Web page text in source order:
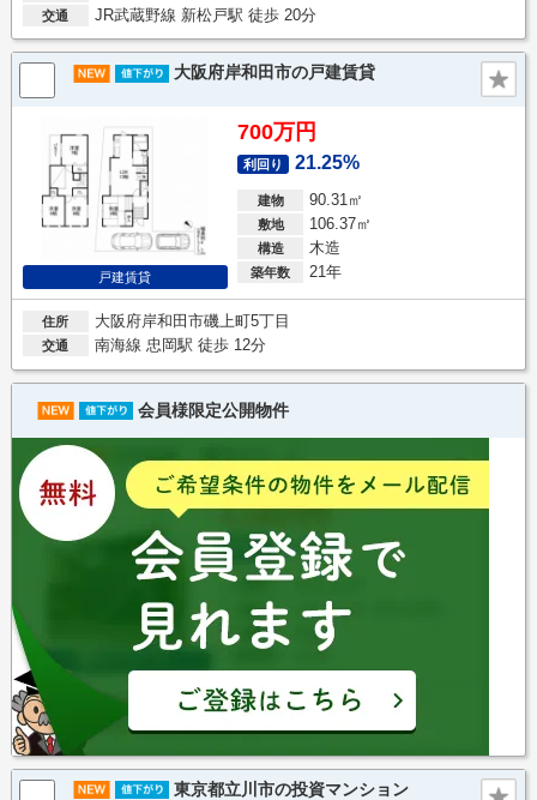
交通 JR武蔵野線 新松戸駅 徒歩 20分
大阪府岸和田市の戸建賃貸
戸建賃貸
700万円
利回り 21.25%
建物 90.31㎡
敷地 106.37㎡
構造 木造
築年数 21年
住所 大阪府岸和田市磯上町5丁目
交通 南海線 忠岡駅 徒歩 12分
会員様限定公開物件
東京都立川市の投資マンション